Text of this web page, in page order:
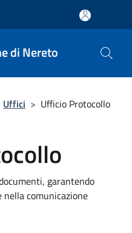
di Nereto
Uffici > Ufficio Protocollo
garantendo
comunicazione